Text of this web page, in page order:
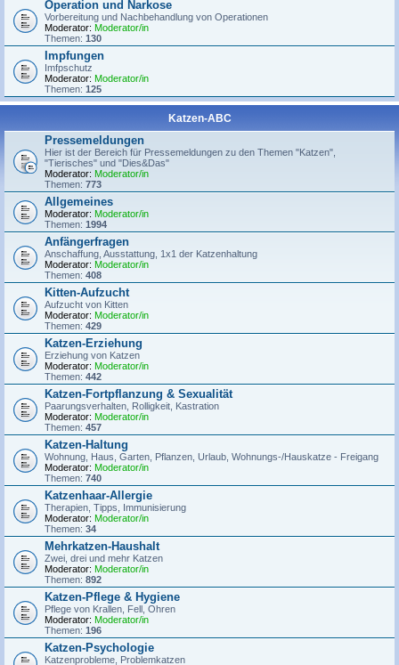
Operation und Narkose
Vorbereitung und Nachbehandlung von Operationen
Moderator: Moderator/in
Themen: 130
Impfungen
Imfpschutz
Moderator: Moderator/in
Themen: 125
Katzen-ABC
Pressemeldungen
Hier ist der Bereich für Pressemeldungen zu den Themen "Katzen",
"Tierisches" und "Dies&Das"
Moderator: Moderator/in
Themen: 773
Allgemeines
Moderator: Moderator/in
Themen: 1994
Anfängerfragen
Anschaffung, Ausstattung, 1x1 der Katzenhaltung
Moderator: Moderator/in
Themen: 408
Kitten-Aufzucht
Aufzucht von Kitten
Moderator: Moderator/in
Themen: 429
Katzen-Erziehung
Erziehung von Katzen
Moderator: Moderator/in
Themen: 442
Katzen-Fortpflanzung & Sexualität
Paarungsverhalten, Rolligkeit, Kastration
Moderator: Moderator/in
Themen: 457
Katzen-Haltung
Wohnung, Haus, Garten, Pflanzen, Urlaub, Wohnungs-/Hauskatze - Freigang
Moderator: Moderator/in
Themen: 740
Katzenhaar-Allergie
Therapien, Tipps, Immunisierung
Moderator: Moderator/in
Themen: 34
Mehrkatzen-Haushalt
Zwei, drei und mehr Katzen
Moderator: Moderator/in
Themen: 892
Katzen-Pflege & Hygiene
Pflege von Krallen, Fell, Ohren
Moderator: Moderator/in
Themen: 196
Katzen-Psychologie
Katzenprobleme, Problemkatzen